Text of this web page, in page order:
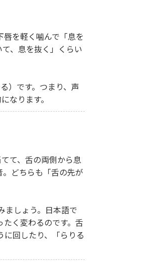
を軽く噛んで「息を
、息を抜く」くらい
）です。つまり、声
なります。
て、舌の両側から息
どちらも「舌の先が
ましょう。日本語で
く変わるのです。舌
回したり、「らりる